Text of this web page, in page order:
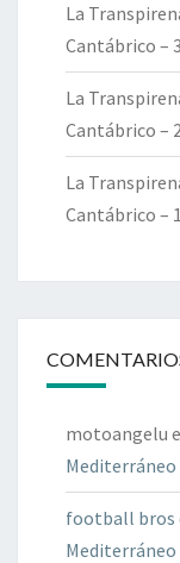
La
Cantábrico –
La
Cantábrico –
La
Cantábrico –
motoangelu
football bros